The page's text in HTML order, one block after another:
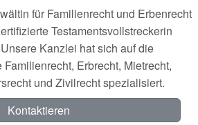
für Familienrecht und Erbenrecht
Testamentsvollstreckerin
Kanzlei hat sich auf die
Familienrecht, Erbrecht, Mietrecht,
und Zivilrecht spezialisiert.
Kontaktieren